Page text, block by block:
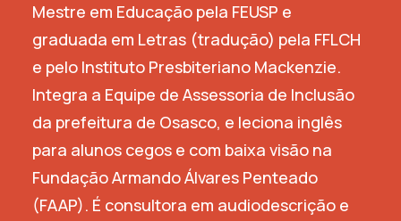
Mestre em Educação pela FEUSP e
graduada em Letras (tradução) pela FFLCH
e pelo Instituto Presbiteriano Mackenzie.
Integra a Equipe de Assessoria de Inclusão
da prefeitura de Osasco, e leciona inglês
para alunos cegos e com baixa visão na
Fundação Armando Álvares Penteado
(FAAP). É consultora em audiodescrição e